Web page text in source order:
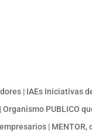
| IAEs Iniciativas
PUBLICO
|